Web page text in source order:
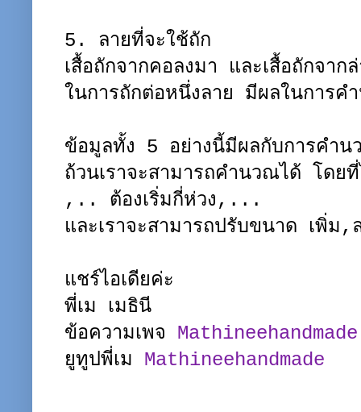
5. ลายที่จะใช้ถัก
เสื้อถักจากคอลงมา และเสื้อถักจา
ในการถักต่อหนึ่งลาย มีผลในการค
ข้อมูลทั้ง 5 อย่างนี้มีผลกับการคำน
ถ้วนเราจะสามารถคำนวณได้ โดย
,.. ต้องเริ่มกี่ห่วง,...
และเราจะสามารถปรับขนาด เพิ่ม,
แชร์ไอเดียค่ะ
พี่เม เมธินี
ข้อความเพจ Mathineehandmade
ยูทูปพี่เม Mathineehandmade